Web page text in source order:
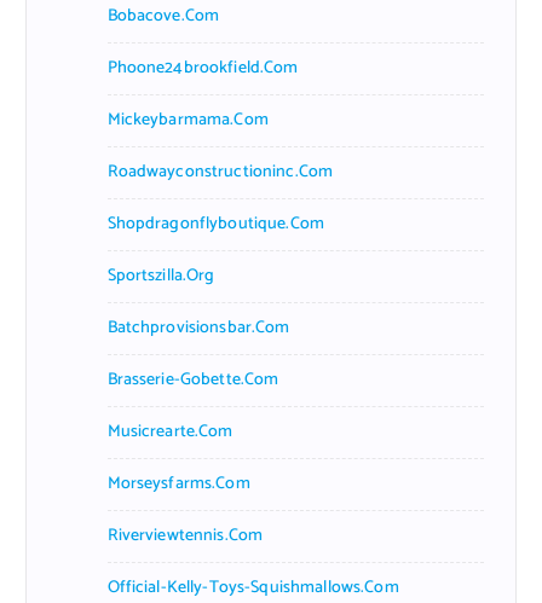
Bobacove.com
Phoone24brookfield.com
Mickeybarmama.com
Roadwayconstructioninc.com
Shopdragonflyboutique.com
Sportszilla.org
Batchprovisionsbar.com
Brasserie-Gobette.com
Musicrearte.com
Morseysfarms.com
Riverviewtennis.com
Official-Kelly-Toys-Squishmallows.com